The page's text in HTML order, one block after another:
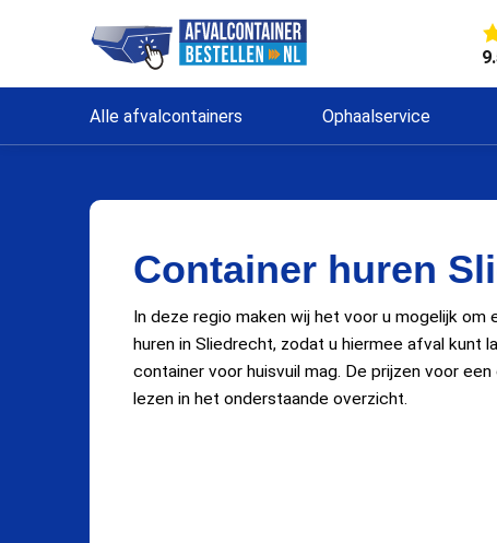
Alle afvalcontainers Ophaalservice
Container huren
In deze regio maken wij het voor u mogelijk om
huren in Sliedrecht, zodat u hiermee afval kunt
container voor huisvuil mag. De prijzen voor
lezen in het onderstaande overzicht.